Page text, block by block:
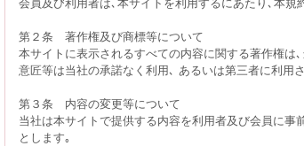
第２条 著作権及び商標等について
本サイトに表示されるすべての内容に関する著作権
意匠等は当社の承諾なく利用､ あるいは第三者に利用
第３条 内容の変更等について
当社は本サイトで提供する内容を利用者及び会員に
とします｡